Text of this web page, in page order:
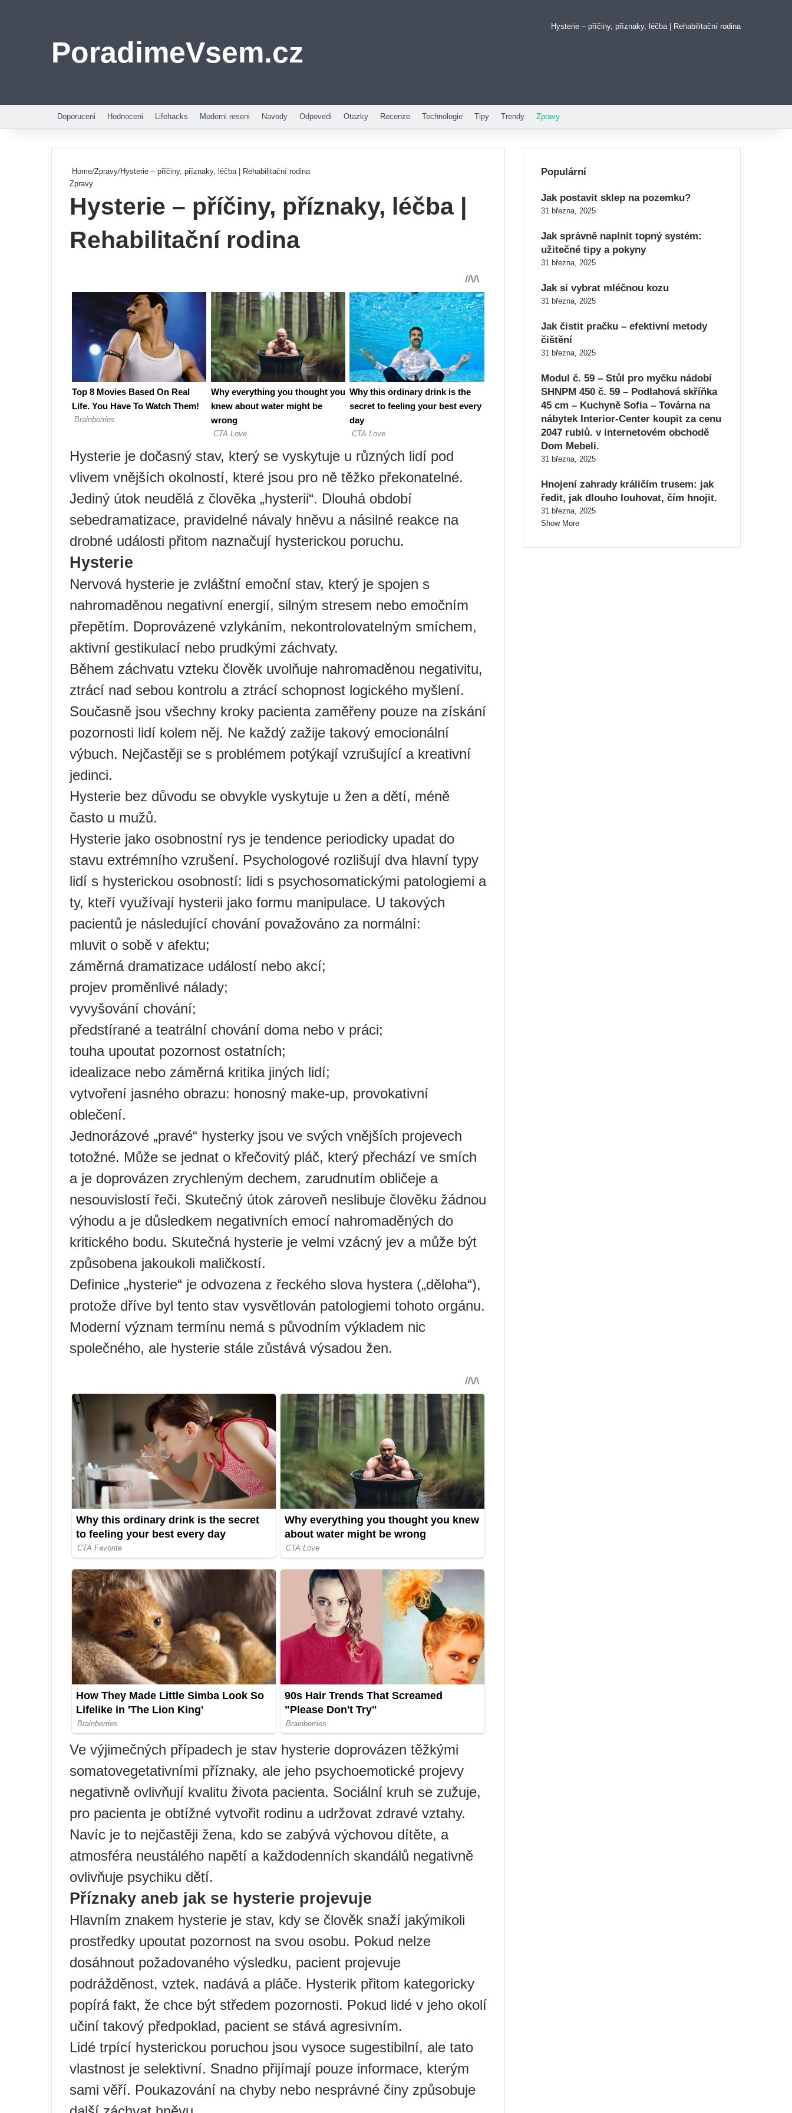
PoradimeVsem.cz
Hysterie – příčiny, příznaky, léčba | Rehabilitační rodina
Doporuceni Hodnoceni Lifehacks Moderni reseni Navody Odpovedi Otazky Recenze Technologie Tipy Trendy Zpravy
Home/Zpravy/Hysterie – příčiny, příznaky, léčba | Rehabilitační rodina
Zpravy
Hysterie – příčiny, příznaky, léčba |
Rehabilitační rodina
Hysterie je dočasný stav, který se vyskytuje u různých lidí pod
vlivem vnějších okolností, které jsou pro ně těžko překonatelné.
Jediný útok neudělá z člověka „hysterii“. Dlouhá období
sebedramatizace, pravidelné návaly hněvu a násilné reakce na
drobné události přitom naznačují hysterickou poruchu.
Hysterie
Nervová hysterie je zvláštní emoční stav, který je spojen s
nahromaděnou negativní energií, silným stresem nebo emočním
přepětím. Doprovázené vzlykáním, nekontrolovatelným smíchem,
aktivní gestikulací nebo prudkými záchvaty.
Během záchvatu vzteku člověk uvolňuje nahromaděnou negativitu,
ztrácí nad sebou kontrolu a ztrácí schopnost logického myšlení.
Současně jsou všechny kroky pacienta zaměřeny pouze na získání
pozornosti lidí kolem něj. Ne každý zažije takový emocionální
výbuch. Nejčastěji se s problémem potýkají vzrušující a kreativní
jedinci.
Hysterie bez důvodu se obvykle vyskytuje u žen a dětí, méně
často u mužů.
Hysterie jako osobnostní rys je tendence periodicky upadat do
stavu extrémního vzrušení. Psychologové rozlišují dva hlavní typy
lidí s hysterickou osobností: lidi s psychosomatickými patologiemi a
ty, kteří využívají hysterii jako formu manipulace. U takových
pacientů je následující chování považováno za normální:
mluvit o sobě v afektu;
záměrná dramatizace událostí nebo akcí;
projev proměnlivé nálady;
vyvyšování chování;
předstírané a teatrální chování doma nebo v práci;
touha upoutat pozornost ostatních;
idealizace nebo záměrná kritika jiných lidí;
vytvoření jasného obrazu: honosný make-up, provokativní
oblečení.
Jednorázové „pravé“ hysterky jsou ve svých vnějších projevech
totožné. Může se jednat o křečovitý pláč, který přechází ve smích
a je doprovázen zrychleným dechem, zarudnutím obličeje a
nesouvislostí řeči. Skutečný útok zároveň neslibuje člověku žádnou
výhodu a je důsledkem negativních emocí nahromaděných do
kritického bodu. Skutečná hysterie je velmi vzácný jev a může být
způsobena jakoukoli maličkostí.
Definice „hysterie“ je odvozena z řeckého slova hystera („děloha“),
protože dříve byl tento stav vysvětlován patologiemi tohoto orgánu.
Moderní význam termínu nemá s původním výkladem nic
společného, ​​ale hysterie stále zůstává výsadou žen.
Ve výjimečných případech je stav hysterie doprovázen těžkými
somatovegetativními příznaky, ale jeho psychoemotické projevy
negativně ovlivňují kvalitu života pacienta. Sociální kruh se zužuje,
pro pacienta je obtížné vytvořit rodinu a udržovat zdravé vztahy.
Navíc je to nejčastěji žena, kdo se zabývá výchovou dítěte, a
atmosféra neustálého napětí a každodenních skandálů negativně
ovlivňuje psychiku dětí.
Příznaky aneb jak se hysterie projevuje
Hlavním znakem hysterie je stav, kdy se člověk snaží jakýmikoli
prostředky upoutat pozornost na svou osobu. Pokud nelze
dosáhnout požadovaného výsledku, pacient projevuje
podrážděnost, vztek, nadává a pláče. Hysterik přitom kategoricky
popírá fakt, že chce být středem pozornosti. Pokud lidé v jeho okolí
učiní takový předpoklad, pacient se stává agresivním.
Lidé trpící hysterickou poruchou jsou vysoce sugestibilní, ale tato
vlastnost je selektivní. Snadno přijímají pouze informace, kterým
sami věří. Poukazování na chyby nebo nesprávné činy způsobuje
Populární
Jak postavit sklep na pozemku?
31 března, 2025
Jak správně naplnit topný systém:
užitečné tipy a pokyny
31 března, 2025
Jak si vybrat mléčnou kozu
31 března, 2025
Jak čistit pračku – efektivní metody
čištění
31 března, 2025
Modul č. 59 – Stůl pro myčku nádobí
SHNPM 450 č. 59 – Podlahová skříňka
45 cm – Kuchyně Sofia – Továrna na
nábytek Interior-Center koupit za cenu
2047 rublů. v internetovém obchodě
Dom Mebeli.
31 března, 2025
Hnojení zahrady králičím trusem: jak
ředit, jak dlouho louhovat, čím hnojit.
31 března, 2025
Show More